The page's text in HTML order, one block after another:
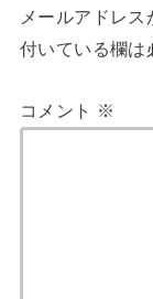
メールアドレス
付いている欄は
コメント ※